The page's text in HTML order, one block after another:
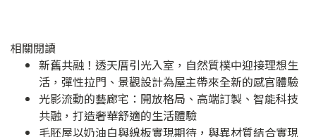
相關閱讀
新舊共融！透天厝引光入室，自然質樸中迎接理想生
活，彈性拉門、景觀設計為屋主帶來全新的感官體驗
光影流動的藝廊宅：開放格局、高端訂製、智能科技
共融，打造奢華舒適的生活體驗
毛胚屋以奶油白與線板實現期待，與異材質結合實現